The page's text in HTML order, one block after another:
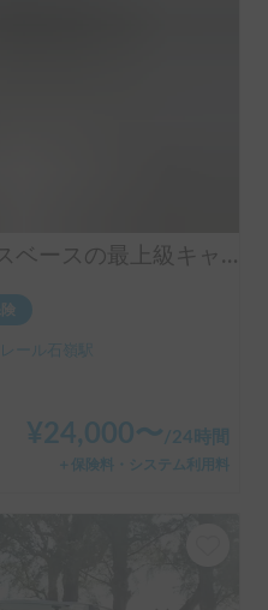
bolero.v.max ハイエースベースの最上級キャブコン
ール石嶺駅
¥24,000〜 /24時間
＋保険料・システム利用料